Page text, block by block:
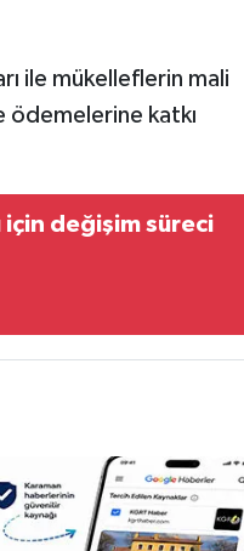
ile mükelleflerin mali
ödemelerine katkı
için değişim süreci